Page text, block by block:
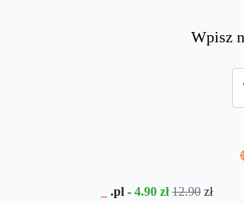
Wpisz
.pl - 4.90 zł 12.90 zł